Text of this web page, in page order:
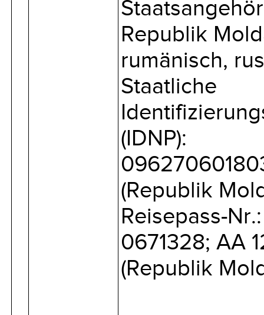
Republik
rumänisch,
Staatliche
(IDNP):
(Republik
Reisepass-
0671328; AA
(Republik